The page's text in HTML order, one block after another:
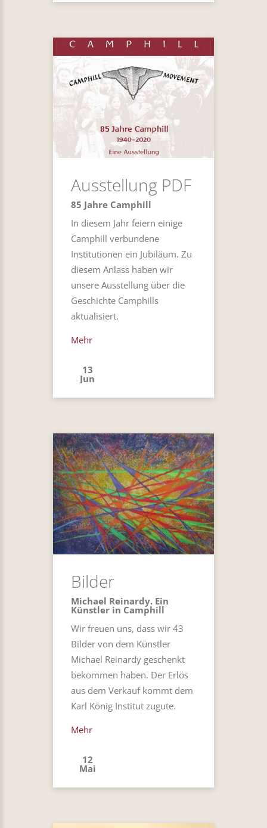
Ausstellung PDF
85 Jahre Camphill
In diesem Jahr feiern einige
Camphill verbundene
Institutionen ein Jubiläum. Zu
diesem Anlass haben wir
unsere Ausstellung über die
Geschichte Camphills
aktualisiert.
Mehr
13
Jun
Bilder
Michael Reinardy. Ein
Künstler in Camphill
Wir freuen uns, dass wir 43
Bilder von dem Künstler
Michael Reinardy geschenkt
bekommen haben. Der Erlös
aus dem Verkauf kommt dem
Karl König Institut zugute.
Mehr
12
Mai